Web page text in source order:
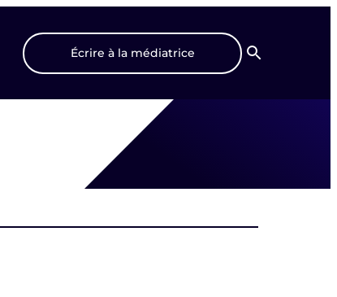
Écrire à la médiatrice
Recherche